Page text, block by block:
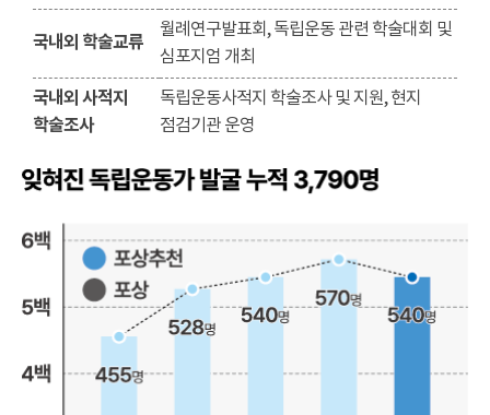
국내외 학술교류
월례연구발표회, 독립운동 관련 학술대회 및
심포지엄 개최
국내외 사적지
학술조사
독립운동사적지 학술조사 및 지원, 현지
점검기관 운영